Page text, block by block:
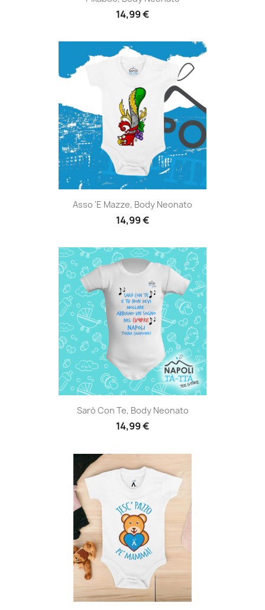
14,99 €
Asso 'e Mazze, Body Neonato
14,99 €
Sarò Con Te, Body Neonato
14,99 €